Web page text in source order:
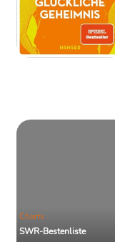
Charts
SWR-Bestenliste